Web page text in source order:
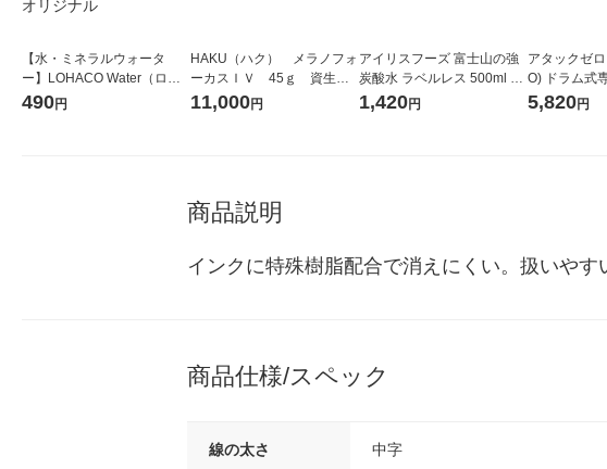
【水・ミネラルウォータ
ー】LOHACO Water（ロハ
コウォーター）2L ラベルレ
490円
HAKU（ハク） メラノフォ
ーカスＩＶ 45ｇ 資生
堂 おまけ付き
11,000円
アイリスフーズ 富士山の強
炭酸水 ラベルレス 500ml 1
箱（24本入）
1,420円
アタックゼ
O) ドラム式
ガジャンボ
5,820円
商品説明
インクに特殊樹脂配合で消えにくい。扱いやす
商品仕様/スペック
線の太さ 中字